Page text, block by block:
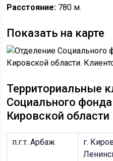
Расстояние: 780 м.
Показать на карте
Территориальные
Социального
Кировской области
п.г.т. Арбаж
г.